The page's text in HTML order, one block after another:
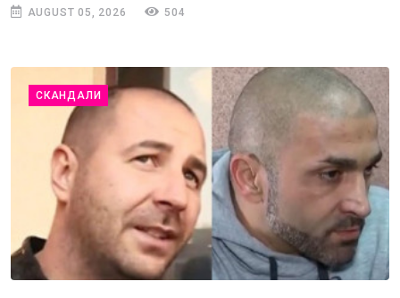
AUGUST 05, 2026 504
СКАНДАЛИ